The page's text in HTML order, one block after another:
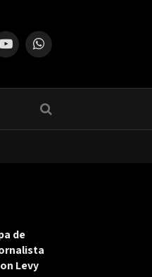
YouTubeWhatsApp
de
Levy